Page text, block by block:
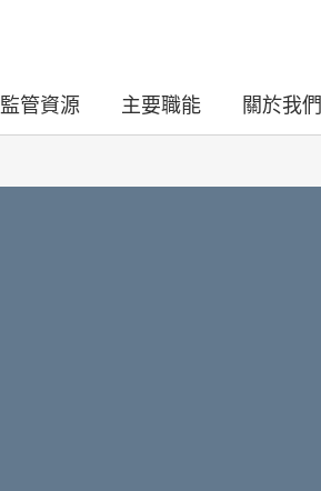
監管資源 主要職能 關於我們